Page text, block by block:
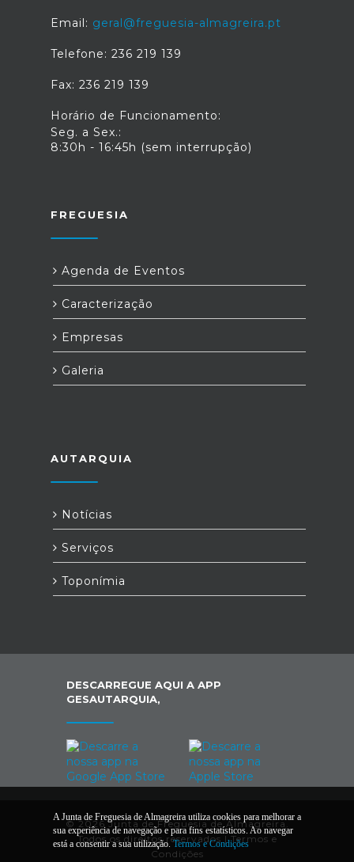
Email: geral@freguesia-almagreira.pt
Telefone: 236 219 139
Fax: 236 219 139
Horário de Funcionamento:
Seg. a Sex.:
8:30h - 16:45h (sem interrupção)
FREGUESIA
Agenda de Eventos
Caracterização
Empresas
Galeria
AUTARQUIA
Notícias
Serviços
Toponímia
DESCARREGUE AQUI A APP
GESAUTARQUIA,
© 2026 Junta de Freguesia de Almagreira.
Todos os direitos reservados |Termos e
Condições
A Junta de Freguesia de Almagreira utiliza cookies para melhorar a
sua experiência de navegação e para fins estatísticos. Ao navegar
está a consentir a sua utilização.Termos e Condições